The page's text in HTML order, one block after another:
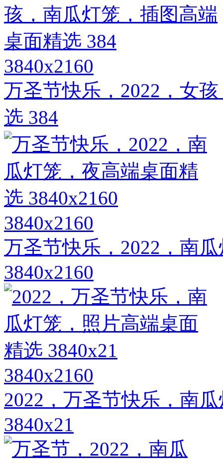
3840x2160
万圣节快乐，2022，女
选 384
3840x2160
万圣节快乐，2022，南
3840x2160
3840x2160
2022，万圣节快乐，南
3840x21